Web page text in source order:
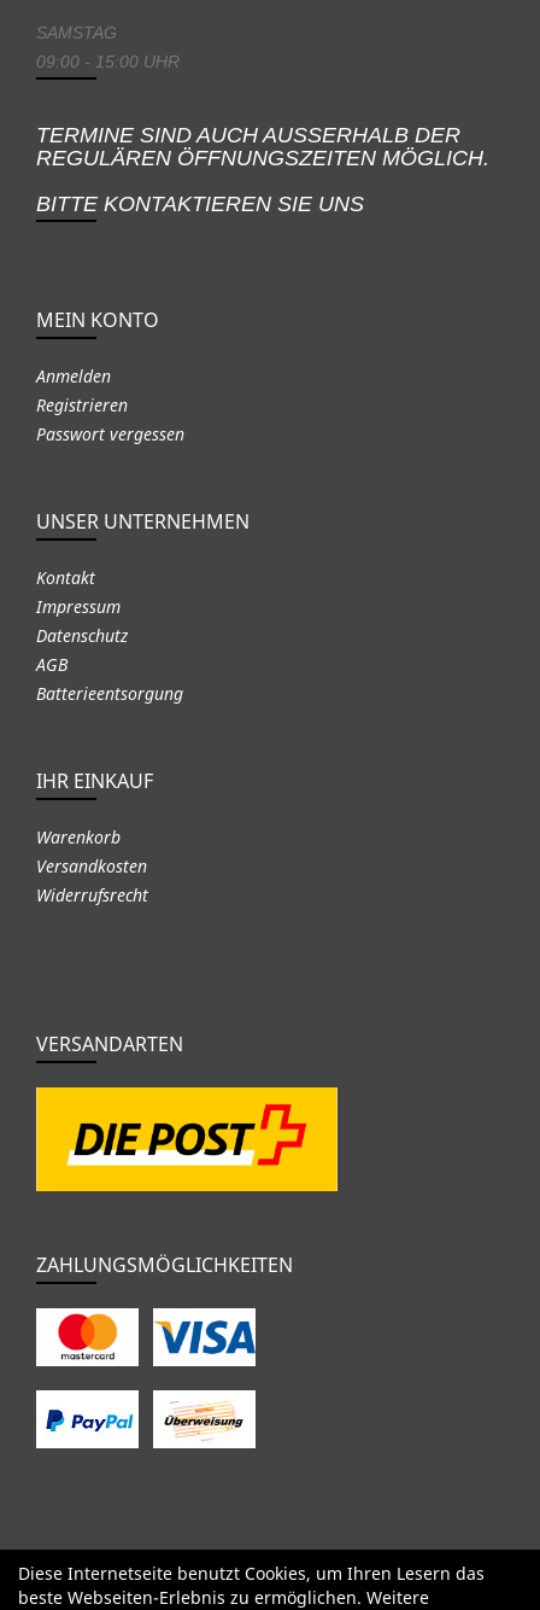
SAMSTAG
09:00 - 15:00 UHR
TERMINE SIND AUCH AUSSERHALB DER
REGULÄREN ÖFFNUNGSZEITEN MÖGLICH.
BITTE KONTAKTIEREN SIE UNS
MEIN KONTO
Anmelden
Registrieren
Passwort vergessen
UNSER UNTERNEHMEN
Kontakt
Impressum
Datenschutz
AGB
Batterieentsorgung
IHR EINKAUF
Warenkorb
Versandkosten
Widerrufsrecht
VERSANDARTEN
ZAHLUNGSMÖGLICHKEITEN
SALE Specialized Factor Cervélo BMC Orbea
Yeti
Diese Internetseite benutzt Cookies, um Ihren Lesern das
beste Webseiten-Erlebnis zu ermöglichen. Weitere